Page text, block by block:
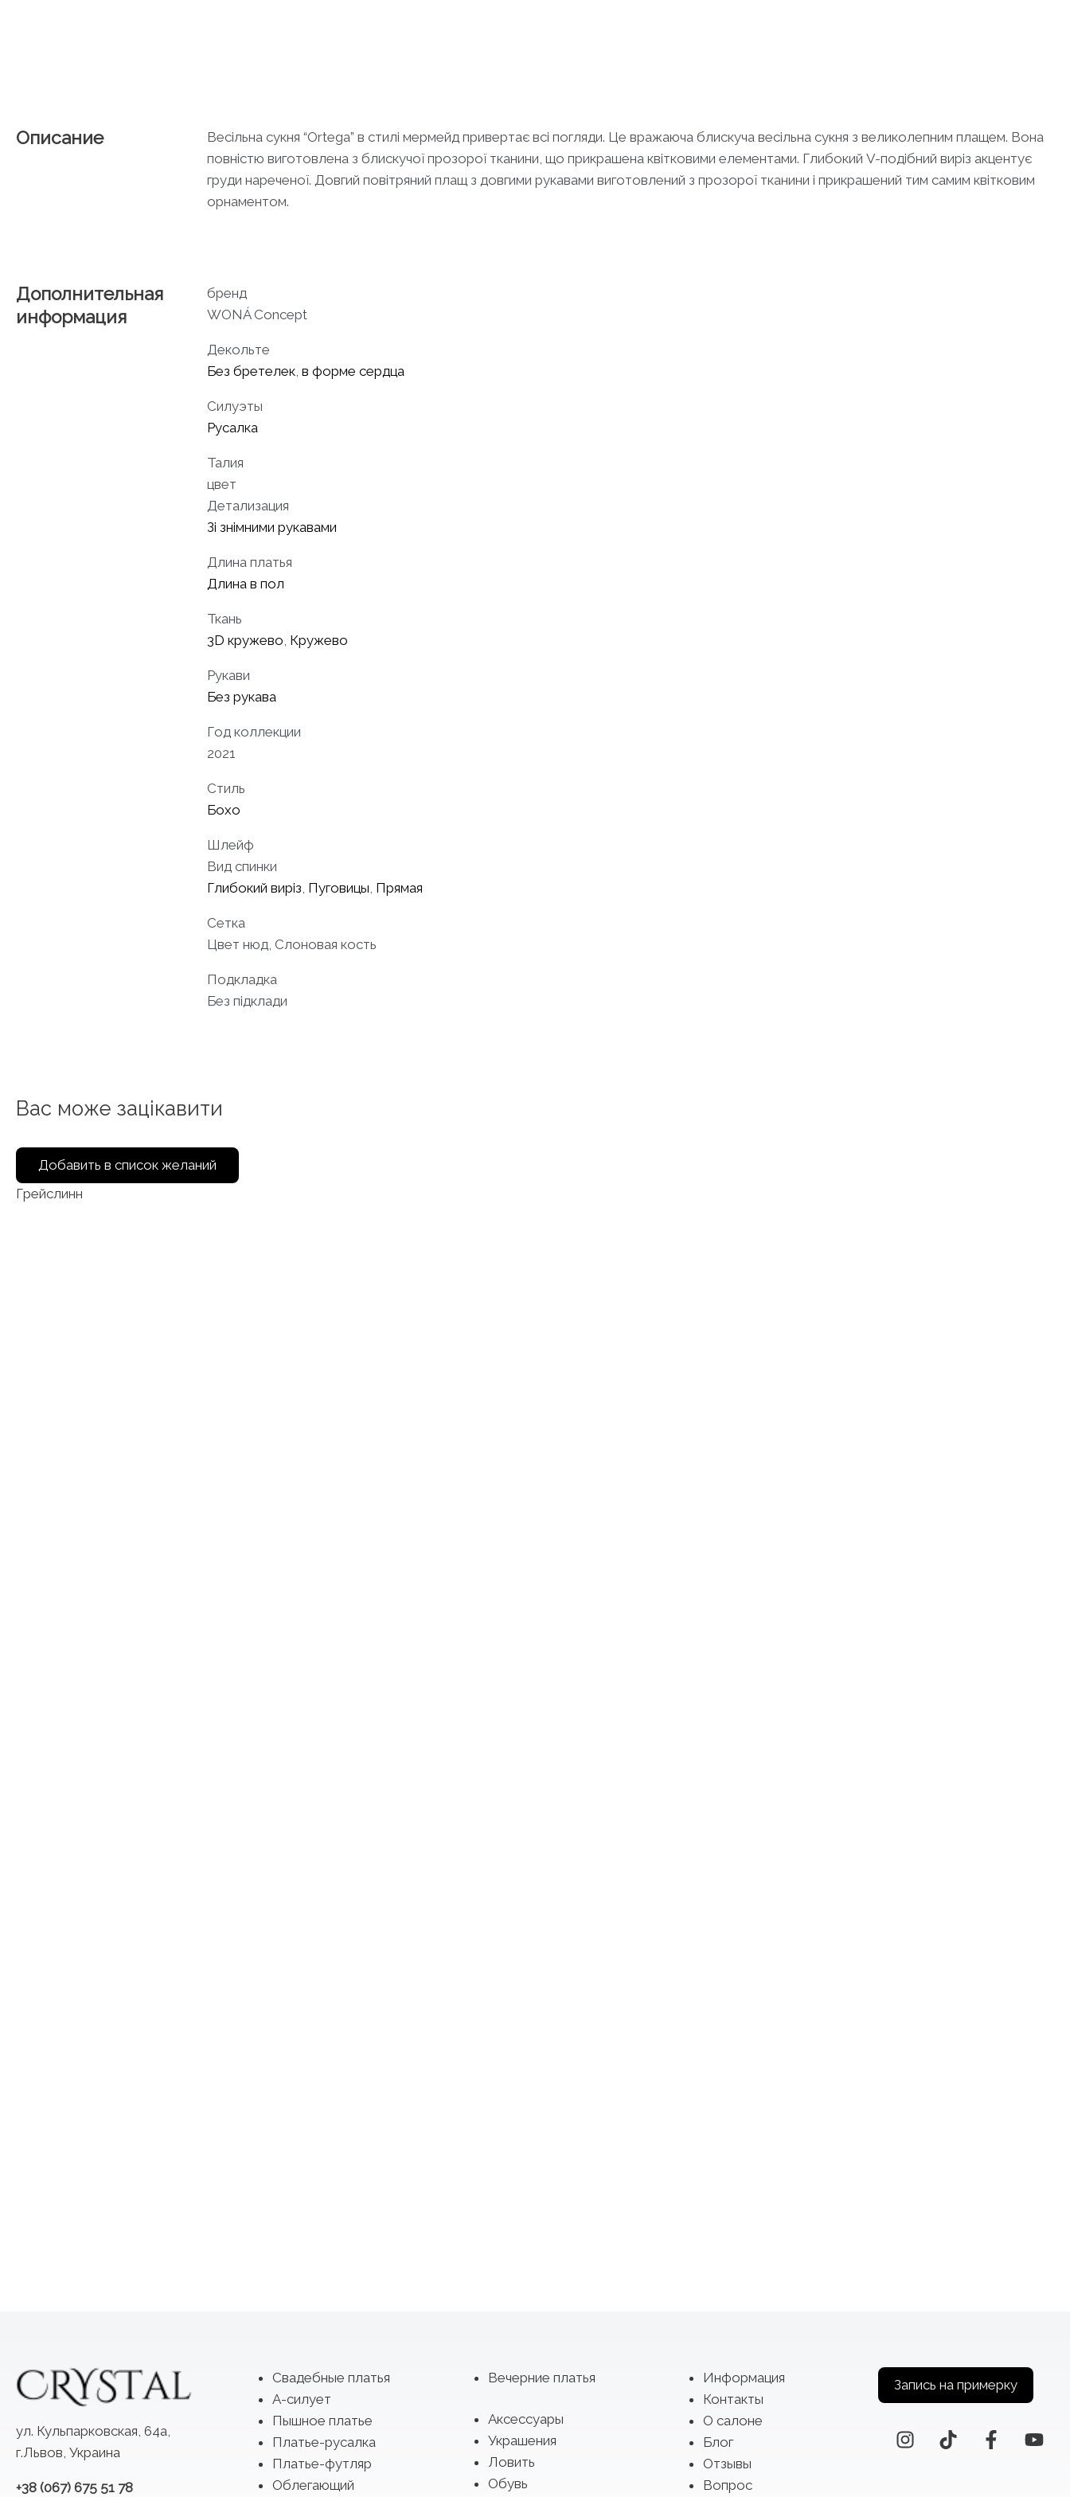
Описание
Весільна сукня “Ortega” в стилі мермейд привертає всі погляди. Це вражаюча блискуча весільна сукня з великолепним плащем. Вона
повністю виготовлена з блискучої прозорої тканини, що прикрашена квітковими елементами. Глибокий V-подібний виріз акцентує
груди нареченої. Довгий повітряний плащ з довгими рукавами виготовлений з прозорої тканини і прикрашений тим самим квітковим
орнаментом.
Дополнительная
информация
бренд
WONÁ Concept
Декольте
Без бретелек в форме сердца
Силуэты
Русалка
Талия
цвет
Детализация
Зі знімними рукавами
Длина платья
Длина в пол
Ткань
3D кружево Кружево
Рукави
Без рукава
Год коллекции
2021
Стиль
Бохо
Шлейф
Вид спинки
Глибокий виріз Пуговицы Прямая
Сетка
Цвет нюд, Слоновая кость
Подкладка
Без підклади
Вас може зацікавити
Добавить в список желаний
Грейслинн
ул. Кульпарковская, 64а,
г.Львов, Украина
+38 (067) 675 51 78
Свадебные платья
А-силует
Пышное платье
Платье-русалка
Платье-футляр
Облегающий
Вечерние платья
Аксессуары
Украшения
Ловить
Обувь
Информация
Контакты
О салоне
Блог
Отзывы
Вопрос
Запись на примерку